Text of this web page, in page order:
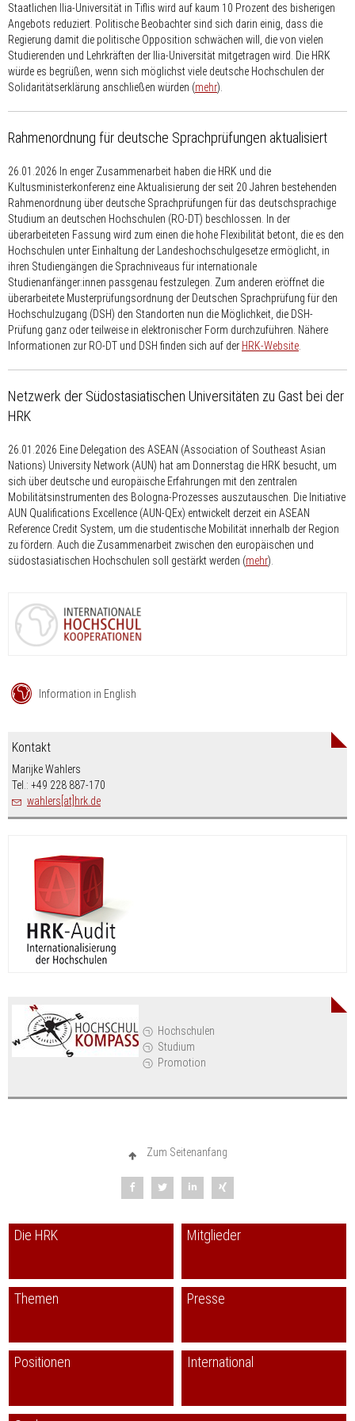
Staatlichen Ilia-Universität in Tiflis wird auf kaum 10 Prozent des bisherigen
Angebots reduziert. Politische Beobachter sind sich darin einig, dass die
Regierung damit die politische Opposition schwächen will, die von vielen
Studierenden und Lehrkräften der Ilia-Universität mitgetragen wird. Die HRK
würde es begrüßen, wenn sich möglichst viele deutsche Hochschulen der
Solidaritätserklärung anschließen würden (mehr).
Rahmenordnung für deutsche Sprachprüfungen aktualisiert
26.01.2026 In enger Zusammenarbeit haben die HRK und die
Kultusministerkonferenz eine Aktualisierung der seit 20 Jahren bestehenden
Rahmenordnung über deutsche Sprachprüfungen für das deutschsprachige
Studium an deutschen Hochschulen (RO-DT) beschlossen. In der
überarbeiteten Fassung wird zum einen die hohe Flexibilität betont, die es den
Hochschulen unter Einhaltung der Landeshochschulgesetze ermöglicht, in
ihren Studiengängen die Sprachniveaus für internationale
Studienanfänger:innen passgenau festzulegen. Zum anderen eröffnet die
überarbeitete Musterprüfungsordnung der Deutschen Sprachprüfung für den
Hochschulzugang (DSH) den Standorten nun die Möglichkeit, die DSH-
Prüfung ganz oder teilweise in elektronischer Form durchzuführen. Nähere
Informationen zur RO-DT und DSH finden sich auf der HRK-Website
Netzwerk der Südostasiatischen Universitäten zu Gast bei der
HRK
26.01.2026 Eine Delegation des ASEAN (Association of Southeast Asian
Nations) University Network (AUN) hat am Donnerstag die HRK besucht, um
sich über deutsche und europäische Erfahrungen mit den zentralen
Mobilitätsinstrumenten des Bologna-Prozesses auszutauschen. Die Initiative
AUN Qualifications Excellence (AUN-QEx) entwickelt derzeit ein ASEAN
Reference Credit System, um die studentische Mobilität innerhalb der Region
zu fördern. Auch die Zusammenarbeit zwischen den europäischen und
südostasiatischen Hochschulen soll gestärkt werden (mehr).
Hochschulen
Studium
Promotion
Information in English
Kontakt
Marijke Wahlers
Tel.: +49 228 887-170
wahlers[at]hrk.de
Zum Seitenanfang
Die HRK Mitglieder
Themen Presse
Positionen International